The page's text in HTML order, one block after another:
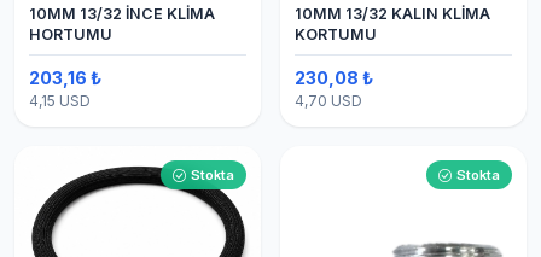
10MM 13/32 İNCE KLİMA
HORTUMU
203,16 ₺
4,15 USD
10MM 13/32 KALIN KLİMA
KORTUMU
230,08 ₺
4,70 USD
Stokta Stokta